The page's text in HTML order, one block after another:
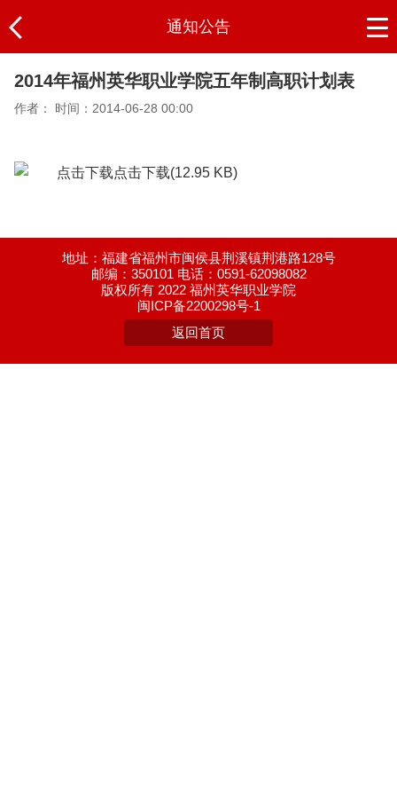
通知公告
2014年福州英华职业学院五年制高职计划表
作者： 时间：2014-06-28 00:00
点击下载(12.95 KB)
地址：福建省福州市闽侯县荆溪镇荆港路128号
邮编：350101 电话：0591-62098082
版权所有 2022 福州英华职业学院
闽ICP备2200298号-1
返回首页